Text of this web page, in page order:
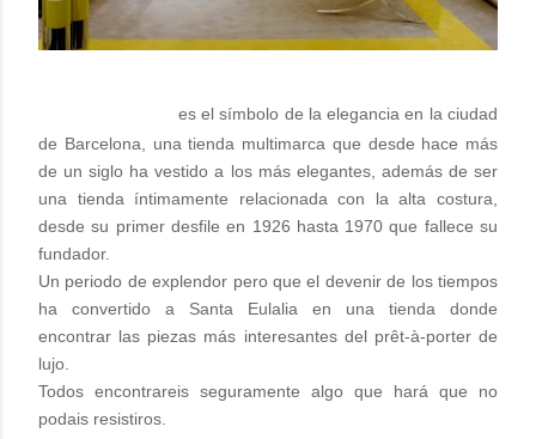
es el símbolo de la elegancia en la ciudad
de Barcelona, una tienda multimarca que desde hace más
de un siglo ha vestido a los más elegantes, además de ser
una tienda íntimamente relacionada con la alta costura,
desde su primer desfile en 1926 hasta 1970 que fallece su
fundador.
Un periodo de explendor pero que el devenir de los tiempos
ha convertido a Santa Eulalia en una tienda donde
encontrar las piezas más interesantes del prêt-à-porter de
lujo.
Todos encontrareis seguramente algo que hará que no
podais resistiros.